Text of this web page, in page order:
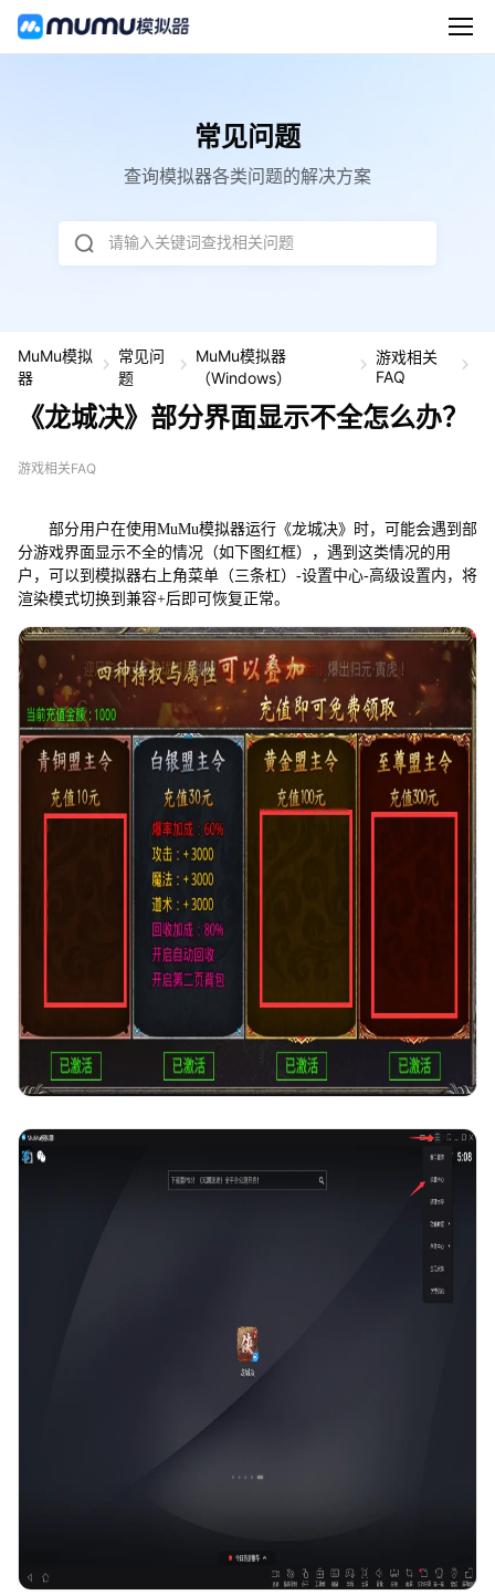
常见问题
查询模拟器各类问题的解决方案
请输入关键词查找相关问题
MuMu模拟
器
常见问
题
MuMu模拟器
（Windows）
游戏相关
FAQ
《龙城决》部分界面显示不全怎么办？
游戏相关FAQ
部分用户在使用MuMu模拟器运行《龙城决》时，可能会遇到部
分游戏界面显示不全的情况（如下图红框），遇到这类情况的用
户，可以到模拟器右上角菜单（三条杠）-设置中心-高级设置内，将
渲染模式切换到兼容+后即可恢复正常。